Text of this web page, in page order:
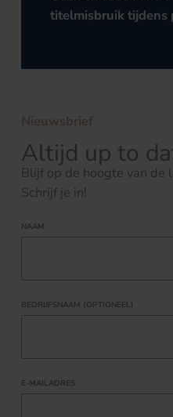
titelmisbruik tijdens
Nieuwsbrief
Altijd up to
Blijf op de hoogte van
Schrijf je in!
NAAM
BEDRIJFSNAAM (OPTIONEEL)
E-MAILADRES